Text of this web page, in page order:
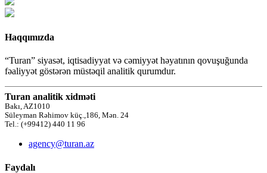
Haqqımızda
“Turan” siyasət, iqtisadiyyat və cəmiyyət həyatının qovuşuğunda
fəaliyyət göstərən müstəqil analitik qurumdur.
Turan analitik xidməti
Bakı, AZ1010
Süleyman Rəhimov küç.,186, Mən. 24
Tel.: (+99412) 440 11 96
agency@turan.az
Faydalı